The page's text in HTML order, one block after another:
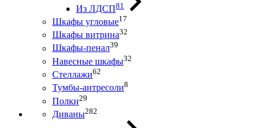
Из ЛДСП81
Шкафы угловые17
Шкафы витрина32
Шкафы-пенал39
Навесные шкафы32
Стеллажи62
Тумбы-антресоли8
Полки29
Диваны282